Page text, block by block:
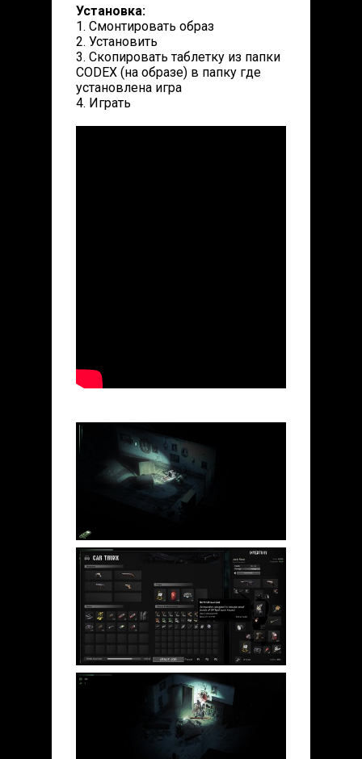
Установка:
1. Смонтировать образ
2. Установить
3. Скопировать таблетку из папки
CODEX (на образе) в папку где
установлена игра
4. Играть